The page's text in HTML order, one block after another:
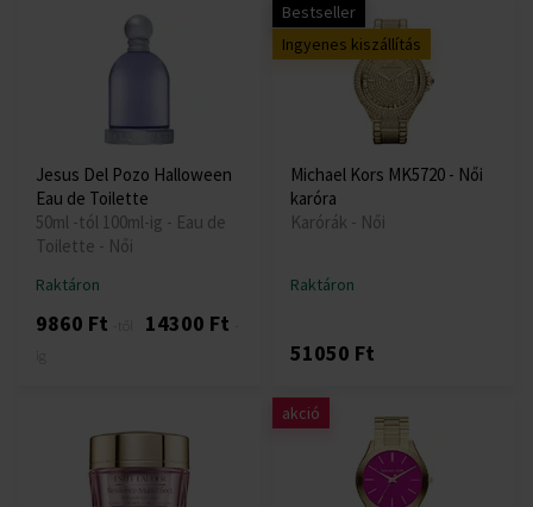
Jesus Del Pozo Halloween
Eau de Toilette
50ml -tól 100ml-ig - Eau de
Toilette - Női
Raktáron
9860 Ft 14300 Ft
Bestseller
Ingyenes kiszállítás
Michael Kors MK5720 - Női
karóra
Karórák - Női
Raktáron
51050 Ft
akció